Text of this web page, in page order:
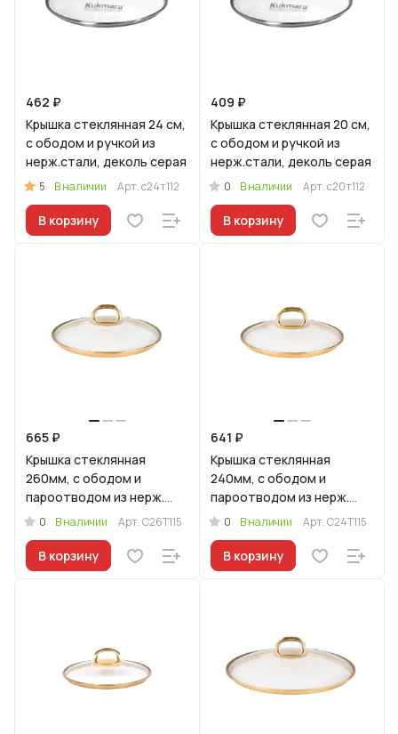
462 ₽
Крышка стеклянная 24 см,
с ободом и ручкой из
нерж.стали, деколь серая
5 В наличии Арт.с24т112
В корзину
409 ₽
Крышка стеклянная 20 см,
с ободом и ручкой из
нерж.стали, деколь серая
0 В наличии Арт.с20т112
В корзину
665 ₽
Крышка стеклянная
260мм, с ободом и
пароотводом из нерж.
стали под золото
0 В наличии Арт.С26Т115
В корзину
641 ₽
Крышка стеклянная
240мм, с ободом и
пароотводом из нерж.
стали под золото
0 В наличии Арт.С24Т115
В корзину